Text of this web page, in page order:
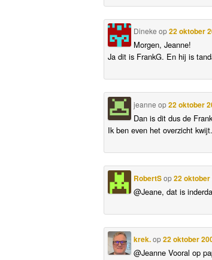
Dineke op22 oktober
Morgen, Jeanne!
Ja dit is FrankG. En hij is
jeanne op22 oktober
Dan is dit dus de
Ik ben even het overzicht kwijt.
RobertSop22
@Jeane, dat is
krek.op22 oktober
@Jeanne Vooral op